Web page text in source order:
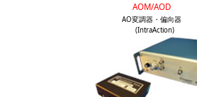
AOM/AOD
AO変調器・偏向器
(IntraAction)